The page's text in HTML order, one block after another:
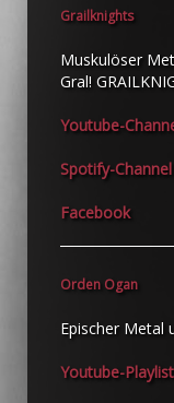
Grailknights
Muskulöser
Gral!
Youtube-
Spotify-Channel
Facebook
Orden Ogan
Epischer Metal
Youtube-